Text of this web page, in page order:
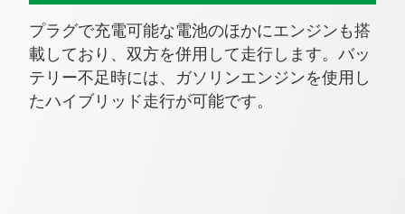
プラグで充電可能な電池のほかにエンジンも搭
載しており、双方を併用して走行します。バッ
テリー不足時には、ガソリンエンジンを使用し
たハイブリッド走行が可能です。